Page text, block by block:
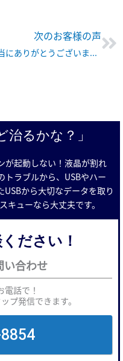
次のお客様の声
本当にありがとうございました。
治るかな？」
が起動しない！液晶が割れ
トラブルから、USBやハー
USBから大切なデータを取り
キューなら大丈夫です。
ださい！
い合わせ
話で！
プ発信できます。